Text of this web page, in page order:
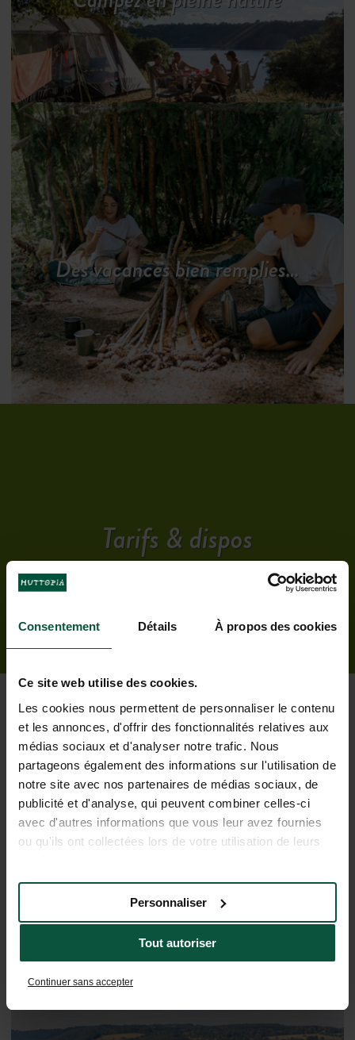
Consentement Détails À propos des cookies
Ce site web utilise des cookies.
Les cookies nous permettent de personnaliser le contenu
et les annonces, d'offrir des fonctionnalités relatives aux
médias sociaux et d'analyser notre trafic. Nous
partageons également des informations sur l'utilisation de
notre site avec nos partenaires de médias sociaux, de
publicité et d'analyse, qui peuvent combiner celles-ci
avec d'autres informations que vous leur avez fournies
ou qu'ils ont collectées lors de votre utilisation de leurs
Tout autoriser
Personnaliser
Continuer sans accepter
Des vacances bien remplies…
Tarifs & dispos
Tous les services pour un séjour
serein